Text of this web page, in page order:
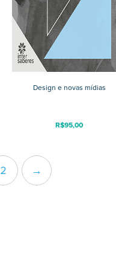
Design e novas mídias
R$95,00
2 →